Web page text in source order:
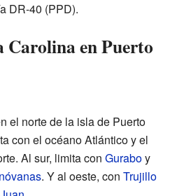
DR-40 (PPD).
Carolina en Puerto
el norte de la isla de Puerto
con el océano Atlántico y el
Al sur, limita con Guraboy
. Y al oeste, con Trujillo